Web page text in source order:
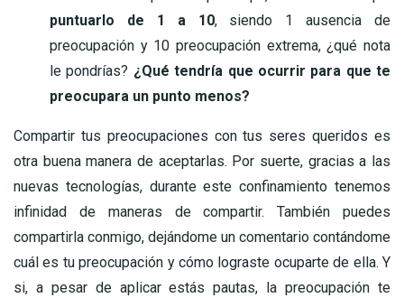
puntuarlo de 1 a 10, siendo 1 ausencia de
preocupación y 10 preocupación extrema, ¿qué nota
le pondrías? ¿Qué tendría que ocurrir para que te
preocupara un punto menos?
Compartir tus preocupaciones con tus seres queridos es
otra buena manera de aceptarlas. Por suerte, gracias a las
nuevas tecnologías, durante este confinamiento tenemos
infinidad de maneras de compartir. También puedes
compartirla conmigo, dejándome un comentario contándome
cuál es tu preocupación y cómo lograste ocuparte de ella. Y
si, a pesar de aplicar estás pautas, la preocupación te